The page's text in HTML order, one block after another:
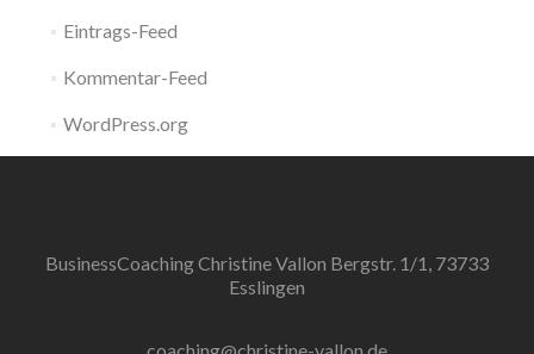
Eintrags-Feed
Kommentar-Feed
WordPress.org
BusinessCoaching Christine Vallon Bergstr. 1/1, 73733
Esslingen